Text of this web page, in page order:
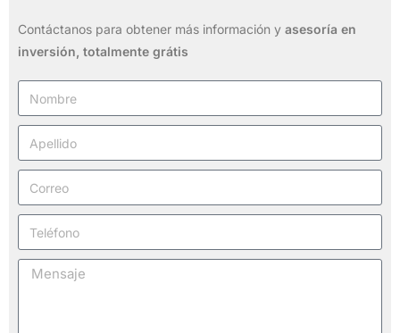
Contáctanos para obtener más información y asesoría en
inversión, totalmente grátis